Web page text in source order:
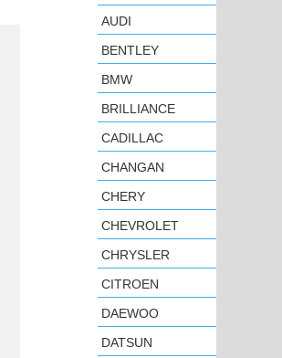
AUDI
BENTLEY
BMW
BRILLIANCE
CADILLAC
CHANGAN
CHERY
CHEVROLET
CHRYSLER
CITROEN
DAEWOO
DATSUN